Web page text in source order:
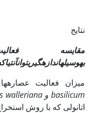
نتایج
مقایسه
بهوسیلهاندازهگیریتوانآنتی
میزان فعالیت
basilicumوwalleriana
اتانولی که با روش